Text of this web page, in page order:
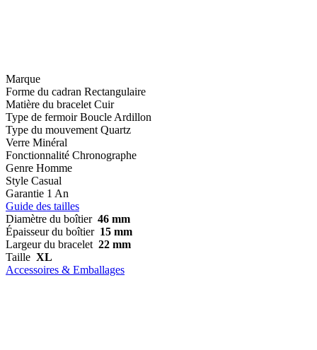
Marque
Forme du cadran Rectangulaire
Matière du bracelet Cuir
Type de fermoir Boucle Ardillon
Type du mouvement Quartz
Verre Minéral
Fonctionnalité Chronographe
Genre Homme
Style Casual
Garantie 1 An
Guide des tailles
Diamètre du boîtier 46 mm
Épaisseur du boîtier 15 mm
Largeur du bracelet 22 mm
Taille XL
Accessoires & Emballages